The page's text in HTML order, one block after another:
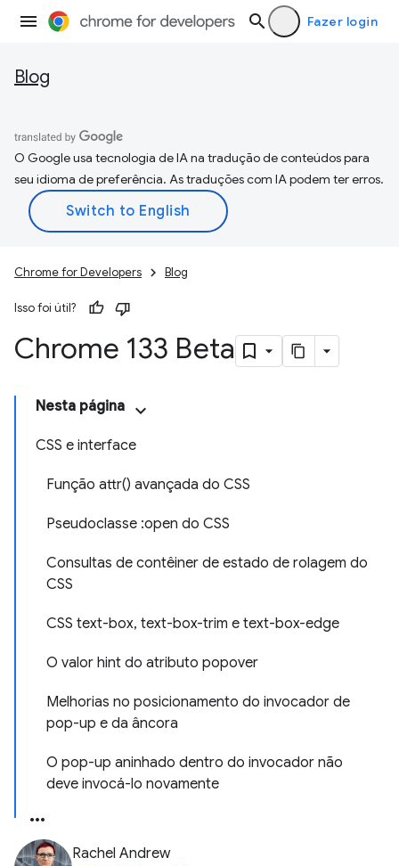
Fazer login
Blog
O Google usa tecnologia de IA na tradução de conteúdos para
seu idioma de preferência. As traduções com IA podem ter erros.
Chrome for Developers Blog
Isso foi útil?
Chrome 133 Beta
Nesta página
CSS e interface
Função attr() avançada do CSS
Pseudoclasse :open do CSS
Consultas de contêiner de estado de rolagem do
CSS
CSS text-box, text-box-trim e text-box-edge
O valor hint do atributo popover
Melhorias no posicionamento do invocador de
pop-up e da âncora
O pop-up aninhado dentro do invocador não
deve invocá-lo novamente
Rachel Andrew